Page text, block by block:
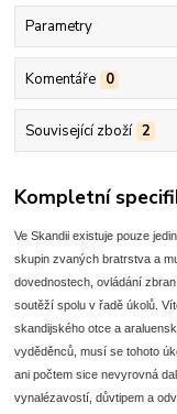
Parametry
Komentáře 0
Související zboží 2
Kompletní
Ve Skandii existuje pouze
skupin zvaných bratrstva a
dovednostech, ovládání
soutěží spolu v řadě úkolů.
skandijského otce a
vyděděnců, musí se tohoto
ani počtem sice nevyrovná
vynalézavostí, důvtipem a